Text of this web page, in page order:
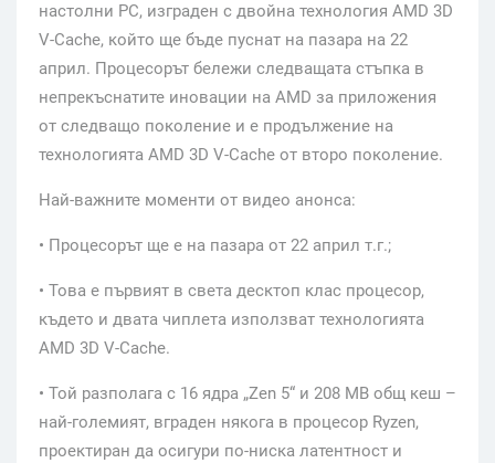
настолни РС, изграден с двойна технология AMD 3D
V-Cache, който ще бъде пуснат на пазара на 22
април. Процесорът бележи следващата стъпка в
непрекъснатите иновации на AMD за приложения
от следващо поколение и е продължение на
технологията AMD 3D V-Cache от второ поколение.
Най-важните моменти от видео анонса:
• Процесорът ще е на пазара от 22 април т.г.;
• Това е първият в света десктоп клас процесор,
където и двата чиплета използват технологията
AMD 3D V-Cache.
• Той разполага с 16 ядра „Zen 5“ и 208 MB общ кеш –
най-големият, вграден някога в процесор Ryzen,
проектиран да осигури по-ниска латентност и